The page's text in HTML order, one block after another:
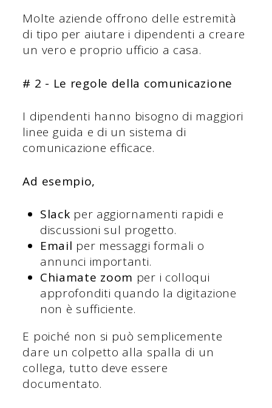
Molte aziende offrono delle estremità
di tipo per aiutare i dipendenti a creare
un vero e proprio ufficio a casa.
# 2 - Le regole della comunicazione
I dipendenti hanno bisogno di maggiori
linee guida e di un sistema di
comunicazione efficace.
Ad esempio,
Slack per aggiornamenti rapidi e
discussioni sul progetto.
Email per messaggi formali o
annunci importanti.
Chiamate zoom per i colloqui
approfonditi quando la digitazione
non è sufficiente.
E poiché non si può semplicemente
dare un colpetto alla spalla di un
collega, tutto deve essere
documentato.